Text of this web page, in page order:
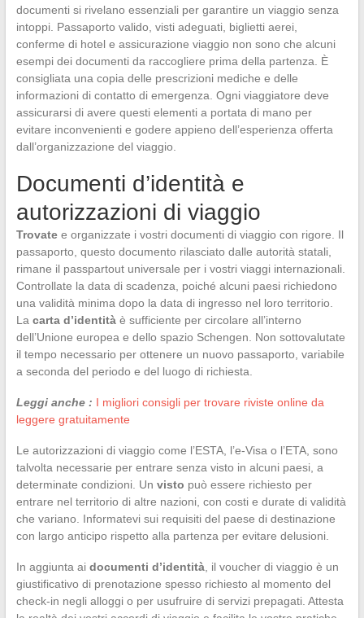
documenti si rivelano essenziali per garantire un viaggio senza
intoppi. Passaporto valido, visti adeguati, biglietti aerei,
conferme di hotel e assicurazione viaggio non sono che alcuni
esempi dei documenti da raccogliere prima della partenza. È
consigliata una copia delle prescrizioni mediche e delle
informazioni di contatto di emergenza. Ogni viaggiatore deve
assicurarsi di avere questi elementi a portata di mano per
evitare inconvenienti e godere appieno dell’esperienza offerta
dall’organizzazione del viaggio.
Documenti d’identità e
autorizzazioni di viaggio
Trovatee organizzate i vostri documenti di viaggio con rigore. Il
passaporto, questo documento rilasciato dalle autorità statali,
rimane il passpartout universale per i vostri viaggi internazionali.
Controllate la data di scadenza, poiché alcuni paesi richiedono
una validità minima dopo la data di ingresso nel loro territorio.
La carta d’identitàè sufficiente per circolare all’interno
dell’Unione europea e dello spazio Schengen. Non sottovalutate
il tempo necessario per ottenere un nuovo passaporto, variabile
a seconda del periodo e del luogo di richiesta.
Leggi anche : I migliori consigli per trovare riviste online da
leggere gratuitamente
Le autorizzazioni di viaggio come l’ESTA, l’e-Visa o l’ETA, sono
talvolta necessarie per entrare senza visto in alcuni paesi, a
determinate condizioni. Un visto può essere richiesto per
entrare nel territorio di altre nazioni, con costi e durate di validità
che variano. Informatevi sui requisiti del paese di destinazione
con largo anticipo rispetto alla partenza per evitare delusioni.
In aggiunta ai documenti d’identità, il voucher di viaggio è un
giustificativo di prenotazione spesso richiesto al momento del
check-in negli alloggi o per usufruire di servizi prepagati. Attesta